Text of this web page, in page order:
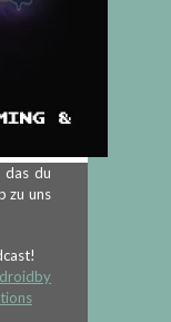
das du
zu uns
by